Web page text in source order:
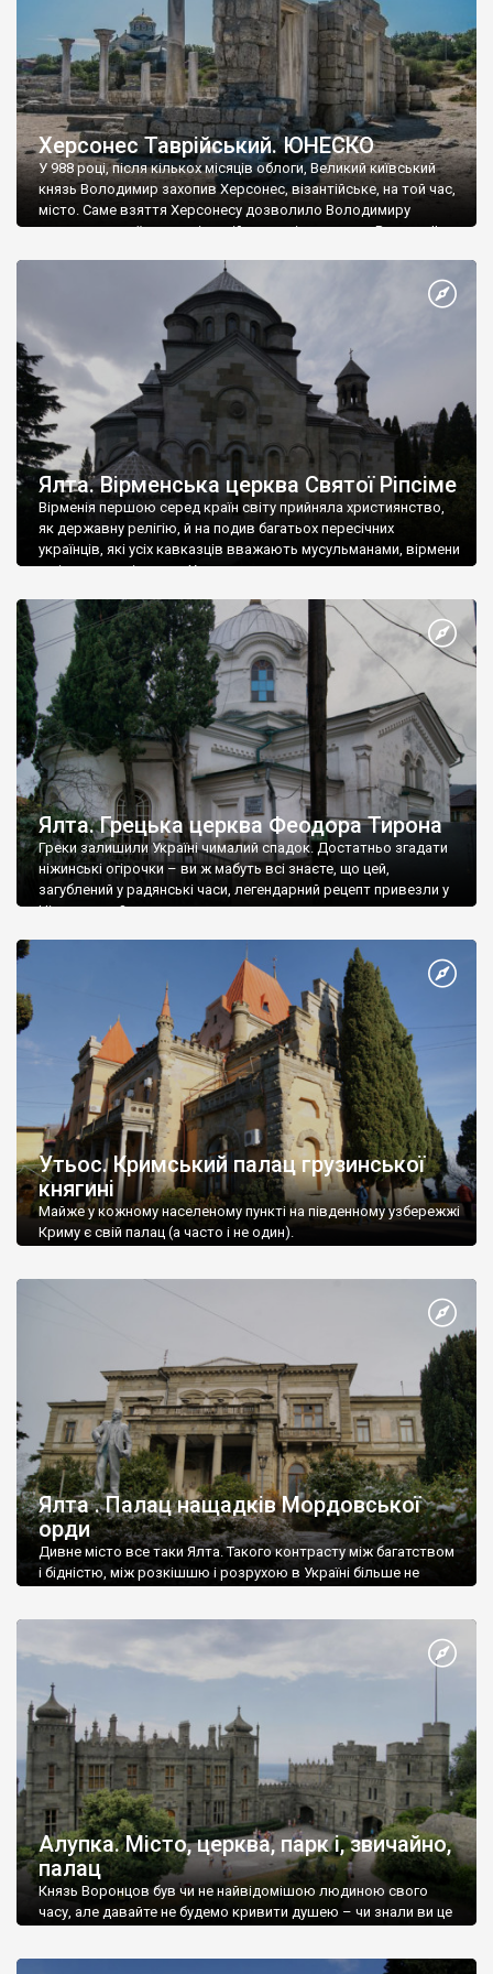
Херсонес Таврійський. ЮНЕСКО
У 988 році, після кількох місяців облоги, Великий київський
князь Володимир захопив Херсонес, візантійське, на той час,
місто. Саме взяття Херсонесу дозволило Володимиру
диктувати свої умови візантійському імператору Василю ІІ, та
Херсонесі Володимир-язичник, став Василем-християнином.
А потім було Хрещення Русі. На честь Херсонесу Таврійського
Ялта. Вірменська церква Святої Ріпсіме
Вірменія першою серед країн світу прийняла християнство,
як державну релігію, й на подив багатьох пересічних
українців, які усіх кавказців вважають мусульманами, вірмени
є відданими вірянами Христа
Ялта. Грецька церква Феодора Тирона
Греки залишили Україні чималий спадок. Достатньо згадати
ніжинські огірочки – ви ж мабуть всі знаєте, що цей,
загублений у радянські часи, легендарний рецепт привезли у
Ніжин греки?
Утьос. Кримський палац грузинської
княгині
Майже у кожному населеному пункті на південному узбережжі
Криму є свій палац (а часто і не один).
Ялта . Палац нащадків Мордовської
орди
Дивне місто все таки Ялта. Такого контрасту між багатством
і бідністю, між розкішшю і розрухою в Україні більше не
Алупка. Місто, церква, парк і, звичайно,
палац
Князь Воронцов був чи не найвідомішою людиною свого
часу, але давайте не будемо кривити душею – чи знали ви це